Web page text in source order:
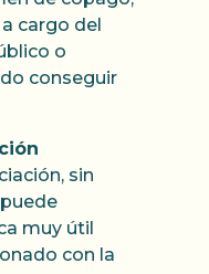
cargo del
o
conseguir
sin
muy útil
con la